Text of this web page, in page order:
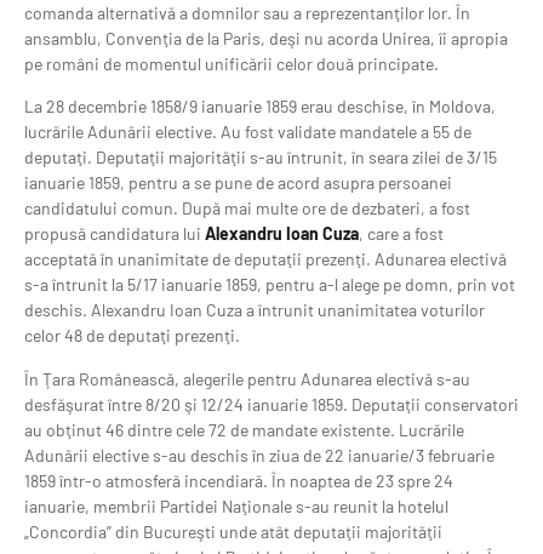
comanda alternativă a domnilor sau a reprezentanţilor lor. În
ansamblu, Convenţia de la Paris, deşi nu acorda Unirea, îi apropia
pe români de momentul unificării celor două principate.
La 28 decembrie 1858/9 ianuarie 1859 erau deschise, în Moldova,
lucrările Adunării elective. Au fost validate mandatele a 55 de
deputaţi. Deputaţii majorităţii s-au întrunit, în seara zilei de 3/15
ianuarie 1859, pentru a se pune de acord asupra persoanei
candidatului comun. După mai multe ore de dezbateri, a fost
propusă candidatura lui Alexandru Ioan Cuza, care a fost
acceptată în unanimitate de deputaţii prezenţi. Adunarea electivă
s-a întrunit la 5/17 ianuarie 1859, pentru a-l alege pe domn, prin vot
deschis. Alexandru Ioan Cuza a întrunit unanimitatea voturilor
celor 48 de deputaţi prezenţi.
În Ţara Românească, alegerile pentru Adunarea electivă s-au
desfăşurat între 8/20 şi 12/24 ianuarie 1859. Deputaţii conservatori
au obţinut 46 dintre cele 72 de mandate existente. Lucrările
Adunării elective s-au deschis în ziua de 22 ianuarie/3 februarie
1859 într-o atmosferă incendiară. În noaptea de 23 spre 24
ianuarie, membrii Partidei Naţionale s-au reunit la hotelul
„Concordia” din Bucureşti unde atât deputaţii majorităţii